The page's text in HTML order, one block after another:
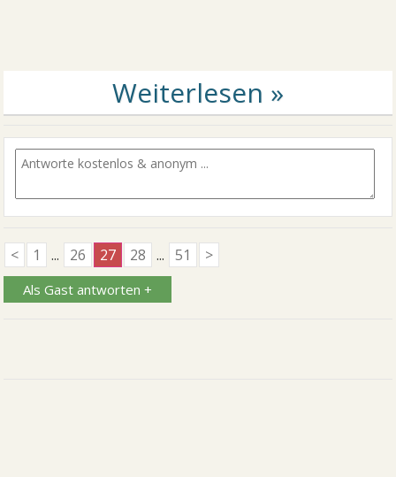
< 1 ... 26 27 28 ... 51 >
Als Gast antworten +